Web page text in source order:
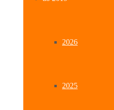
2026
2025